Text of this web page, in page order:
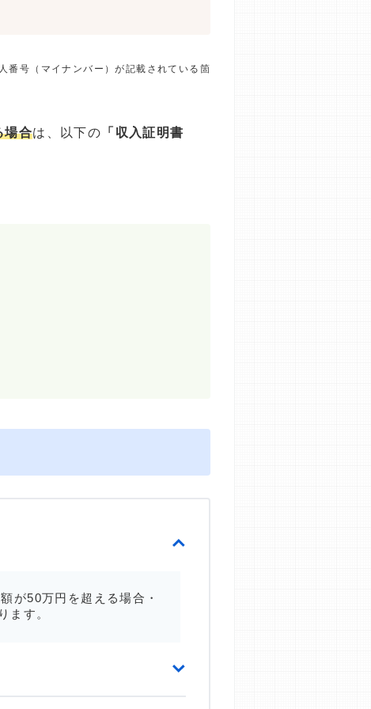
番号（マイナンバー）が記載されている箇
場合は、以下の 「収入証明書
が50万円を超える場合・
ます。